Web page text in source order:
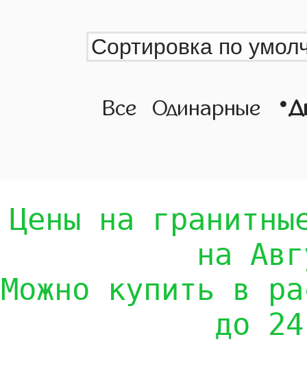
Все Одинарные •
Цены на
на
Можно купить в
до